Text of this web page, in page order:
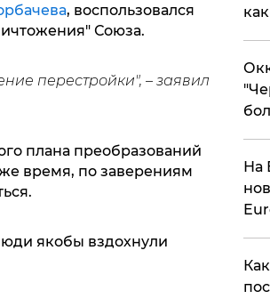
, воспользовался
Союза.
перестройки", – заявил
плана преобразований
время, по заверениям
якобы вздохнули
На